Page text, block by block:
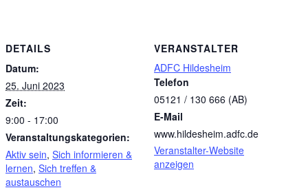
DETAILS
Datum:
25. Juni 2023
Zeit:
9:00 - 17:00
Veranstaltungskategorien:
Aktiv sein, Sich informieren &
lernen, Sich treffen &
austauschen
VERANSTALTER
ADFC Hildesheim
Telefon
05121 / 130 666 (AB)
E-Mail
www.hildesheim.adfc.de
Veranstalter-Website
anzeigen